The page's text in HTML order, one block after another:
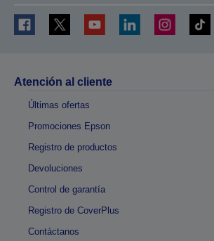
Atención al cliente
Últimas ofertas
Promociones Epson
Registro de productos
Devoluciones
Control de garantía
Registro de CoverPlus
Contáctanos